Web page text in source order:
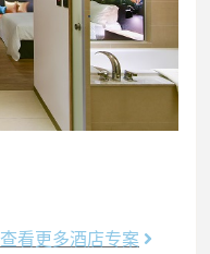
查看更多酒店专案